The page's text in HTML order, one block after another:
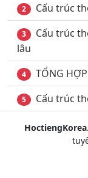
32. Ký hiệu
33. Chủ đề
34. Chủ đề
35. Chủ đề
36. Chủ đề
. Chủ đề vật
. Chủ đề số
2 Cấu trúc
3
Cấu trúc
lâu
4 TỔNG
5 Cấu trúc